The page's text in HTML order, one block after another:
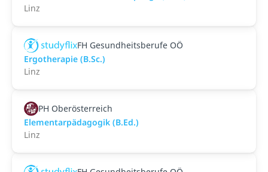
Linz
FH Gesundheitsberufe OÖ
Ergotherapie (B.Sc.)
Linz
PH Oberösterreich
Elementarpädagogik (B.Ed.)
Linz